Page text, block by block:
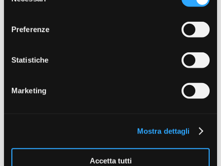
Preferenze
Statistiche
Marketing
Mostra dettagli
Accetta tutti